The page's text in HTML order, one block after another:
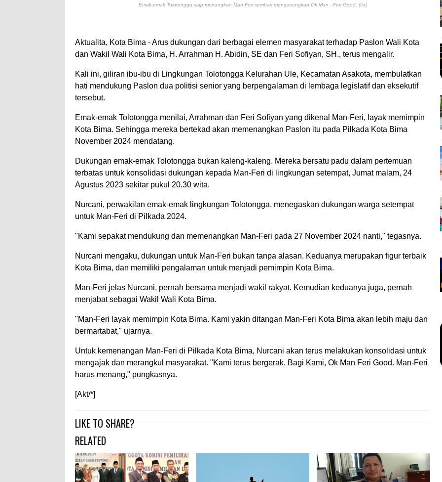
Emak-emak Tolotongga siap menangkan Man-Feri sembari mengacungkan Ok Man - Feri Good. (Ist)
Aktualita, Kota Bima - Arus dukungan dari berbagai elemen masyarakat terhadap Paslon Wali Kota
dan Wakil Wali Kota Bima, H. Arrahman H. Abidin, SE dan Feri Sofiyan, SH., terus mengalir.
Kali ini, giliran ibu-ibu di Lingkungan Tolotongga Kelurahan Ule, Kecamatan Asakota, membulatkan
hati mendukung Paslon dua politisi senior yang berpengalaman di lembaga legislatif dan eksekutif
tersebut.
Emak-emak Tolotongga menilai, Arrahman dan Feri Sofiyan yang dikenal Man-Feri, layak memimpin
Kota Bima. Sehingga mereka bertekad akan memenangkan Paslon itu pada Pilkada Kota Bima
November 2024 mendatang.
Dukungan emak-emak Tolotongga bukan kaleng-kaleng. Mereka bersatu padu dalam pertemuan
terbatas untuk konsolidasi dukungan kepada Man-Feri di lingkungan setempat, Jumat malam, 24
Agustus 2023 sekitar pukul 20.30 wita.
Nurcani, perwakilan emak-emak lingkungan Tolotongga, menegaskan dukungan warga setempat
untuk Man-Feri di Pilkada 2024.
"Kami sepakat mendukung dan memenangkan Man-Feri pada 27 November 2024 nanti," tegasnya.
Nurcani mengaku, dukungan untuk Man-Feri bukan tanpa alasan. Keduanya merupakan figur terbaik
Kota Bima, dan memiliki pengalaman untuk menjadi pemimpin Kota Bima.
Man-Feri jelas Nurcani, pernah bersama menjadi wakil rakyat. Kemudian keduanya juga, pernah
menjabat sebagai Wakil Wali Kota Bima.
"Man-Feri layak memimpin Kota Bima. Kami yakin ditangan Man-Feri Kota Bima akan lebih maju dan
bermartabat," ujarnya.
Untuk kemenangan Man-Feri di Pilkada Kota Bima, Nurcani akan terus melakukan konsolidasi untuk
mengajak dan merangkul masyarakat. "Kami terus bergerak. Bagi Kami, Ok Man Feri Good. Man-Feri
harus menang," pungkasnya.
[Akt/*]
LIKE TO SHARE?
RELATED